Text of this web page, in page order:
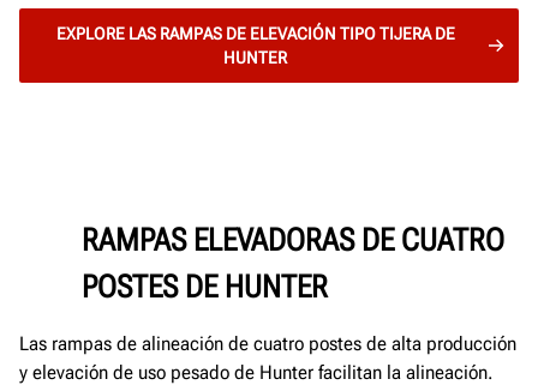
EXPLORE LAS RAMPAS DE ELEVACIÓN TIPO TIJERA DE
HUNTER
RAMPAS ELEVADORAS DE CUATRO
POSTES DE HUNTER
Las rampas de alineación de cuatro postes de alta producción
y elevación de uso pesado de Hunter facilitan la alineación.